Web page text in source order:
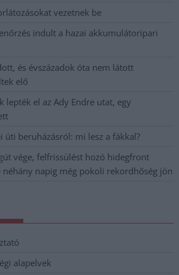
vezetnek be
indult a hazai akkumulátoripari
és évszázadok óta nem látott
elő
lepték el az Ady Endre utat, egy
úti beruházásról: mi lesz a fákkal?
vége, felfrissülést hozó hidegfront
napig még pokoli rekordhőség jön
alapelvek